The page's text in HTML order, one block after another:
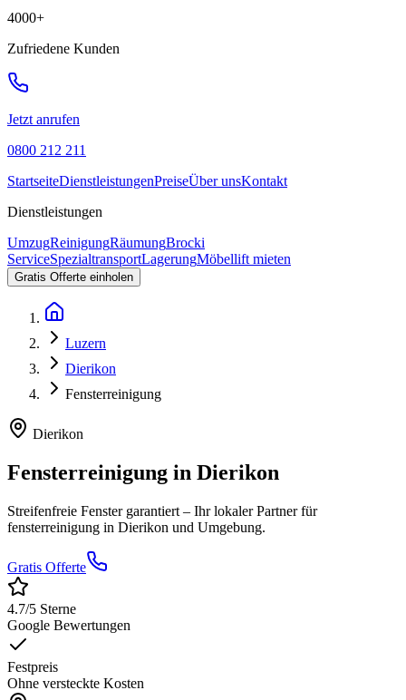
4000+
Zufriedene Kunden
Jetzt anrufen
0800 212 211
StartseiteDienstleistungenPreiseÜber unsKontakt
Dienstleistungen
UmzugReinigungRäumungBrocki
ServiceSpezialtransportLagerungMöbellift mieten
Gratis Offerte einholen
Luzern
Dierikon
Fensterreinigung
Dierikon
Fensterreinigung in Dierikon
Streifenfreie Fenster garantiert – Ihr lokaler Partner für
fensterreinigung in Dierikon und Umgebung.
Gratis Offerte
4.7/5 Sterne
Google Bewertungen
Festpreis
Ohne versteckte Kosten